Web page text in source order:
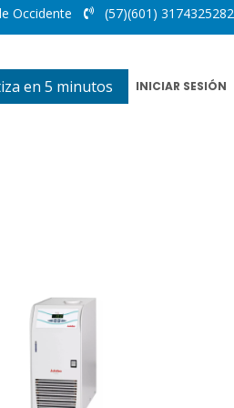
Occidente (57)(601) 3174325282
en 5 minutos INICIAR SESIÓN